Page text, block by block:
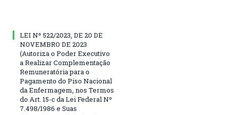
LEI Nº 522/2023, DE 20 DE
NOVEMBRO DE 2023
(Autoriza o Poder Executivo
a Realizar Complementação
Remuneratória para o
Pagamento do Piso Nacional
da Enfermagem, nos Termos
do Art. 15-c da Lei Federal Nº
7.498/1986 e Suas